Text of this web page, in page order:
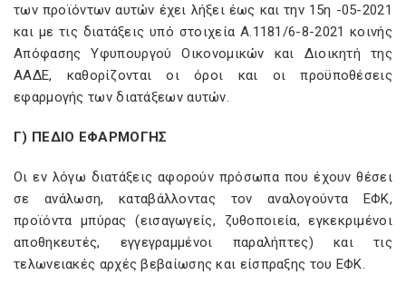
των προϊόντων αυτών έχει λήξει έως και την 15η -05-2021
και με τις διατάξεις υπό στοιχεία Α.1181/6-8-2021 κοινής
Απόφασης Υφυπουργού Οικονομικών και Διοικητή της
ΑΑΔΕ, καθορίζονται οι όροι και οι προϋποθέσεις
εφαρμογής των διατάξεων αυτών.
Γ) ΠΕΔΙΟ ΕΦΑΡΜΟΓΗΣ
Οι εν λόγω διατάξεις αφορούν πρόσωπα που έχουν θέσει
σε ανάλωση, καταβάλλοντας τον αναλογούντα ΕΦΚ,
προϊόντα μπύρας (εισαγωγείς, ζυθοποιεία, εγκεκριμένοι
αποθηκευτές, εγγεγραμμένοι παραλήπτες) και τις
τελωνειακές αρχές βεβαίωσης και είσπραξης του ΕΦΚ.